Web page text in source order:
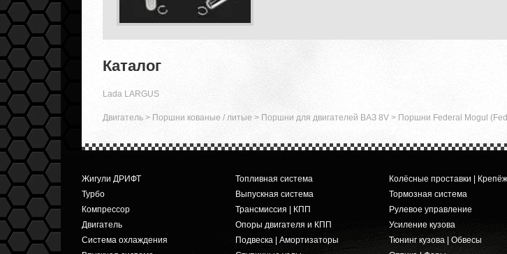
Каталог
Lada LARGUS
Двигатель > Поршни кованые / литые > Поршни для двигателей ВАЗ 8V > Поршни Federal Mogul
Жигули ДРИФТ
Турбо
Компрессор
Двигатель
Система охлаждения
Топливная система
Выпускная система
Трансмиссия | КПП
Опоры двигателя и КПП
Подвеска | Амортизаторы
Колёсные проставки | Крепёж
Тормозная система
Рулевое управление
Усиление кузова
Тюнинг кузова | Обвесы